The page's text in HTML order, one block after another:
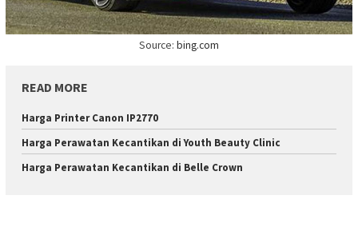
Source: bing.com
READ MORE
Harga Printer Canon IP2770
Harga Perawatan Kecantikan di Youth Beauty Clinic
Harga Perawatan Kecantikan di Belle Crown